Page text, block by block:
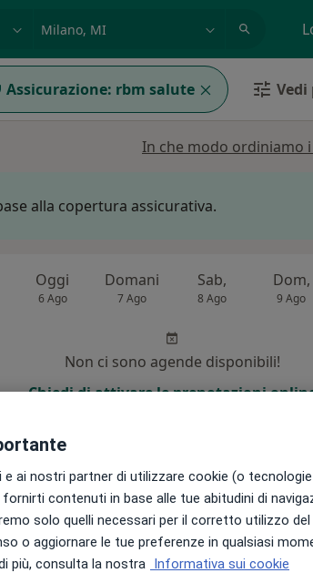
Assicurazione: rbm salute
In che modo ordiniamo
alla copertura assicurativa.
Oggi
6 Ago
Domani
7 Ago
Sab,
8 Ago
Dom,
9 Ago
Non ci sono agende disponibili!
Chiedi di attivare le prenotazioni
Oggi Domani Sab, Dom,
ai nostri partner di utilizzare cookie (o
contenuti in base alle tue abitudini di
solo quelli necessari per il corretto utilizzo
o aggiornare le tue preferenze in qualsiasi
più, consulta la nostra Informativa sui cookie